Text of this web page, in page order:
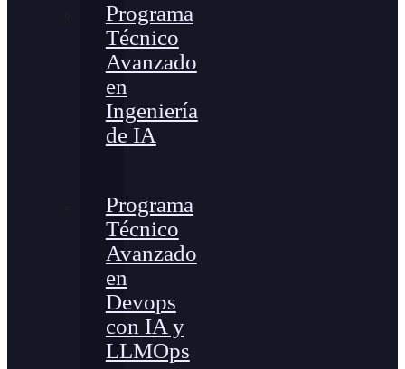
Programa
Técnico
Avanzado
en
Ingeniería
de IA
Programa
Técnico
Avanzado
en
Devops
con IA y
LLMOps